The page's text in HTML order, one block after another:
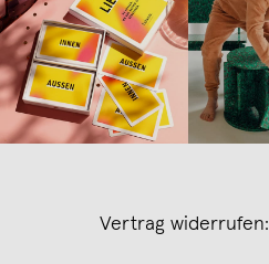
Vertrag widerrufen: